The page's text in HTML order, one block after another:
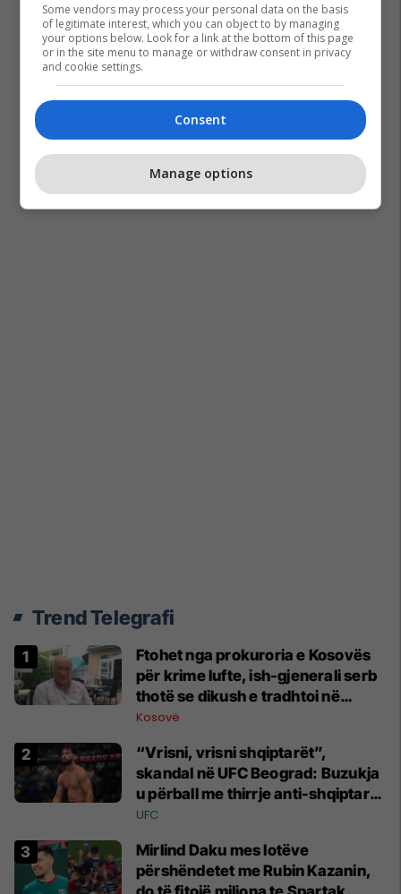
Trend Telegrafi
Ftohet nga prokuroria e Kosovës
për krime lufte, ish-gjenerali serb
thotë se dikush e tradhtoi në
Beograd
Kosovë
“Vrisni, vrisni shqiptarët”,
skandal në UFC Beograd: Buzukja
u përball me thirrje anti-shqiptare
nga tribunat
UFC
Mirlind Daku mes lotëve
përshëndetet me Rubin Kazanin,
Some vendors may process your personal data on the basis
of legitimate interest, which you can object to by managing
your options below. Look for a link at the bottom of this page
or in the site menu to manage or withdraw consent in privacy
and cookie settings.
Consent
Manage options